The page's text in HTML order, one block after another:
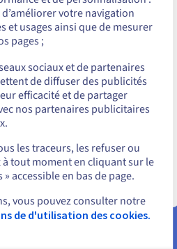
pour exécuter les
vocale à grande
les plus complexes,
adopté le processeur
H100, qui accélère par
grands modèles de
Transformer Engine pour
de mille milliards de
ont fourni la puissance
pour entraîner facilement
de SpeechBrain.
Anglais USD - $
ou
site web
votre navigation
et usages ainsi que de mesurer
pages ;
sociaux et de partenaires
de diffuser des publicités
efficacité et de partager
nos partenaires publicitaires
les traceurs, les refuser ou
tout moment en cliquant sur le
accessible en bas de page.
vous pouvez consulter notre
de d'utilisation des cookies.